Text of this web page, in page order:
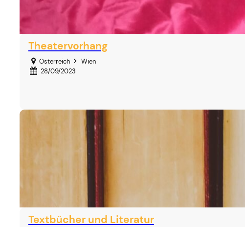
Theatervorhang
Österreich
Wien
28/09/2023
Textbücher und Literatur